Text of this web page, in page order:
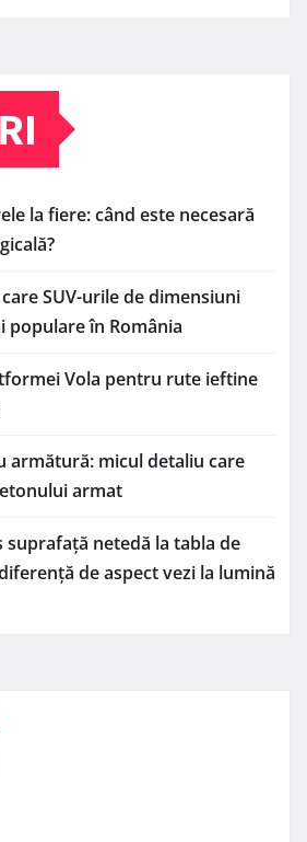
la fiere: când este necesară
SUV-urile de dimensiuni
populare în România
Vola pentru rute ieftine
armătură: micul detaliu care
armat
netedă la tabla de
de aspect vezi la lumină